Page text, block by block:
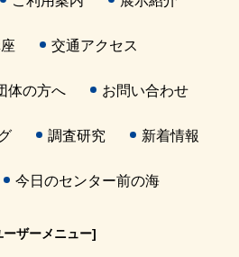
交通アクセス
体の方へ お問い合わせ
調査研究 新着情報
今日のセンター前の海
ーザーメニュー]